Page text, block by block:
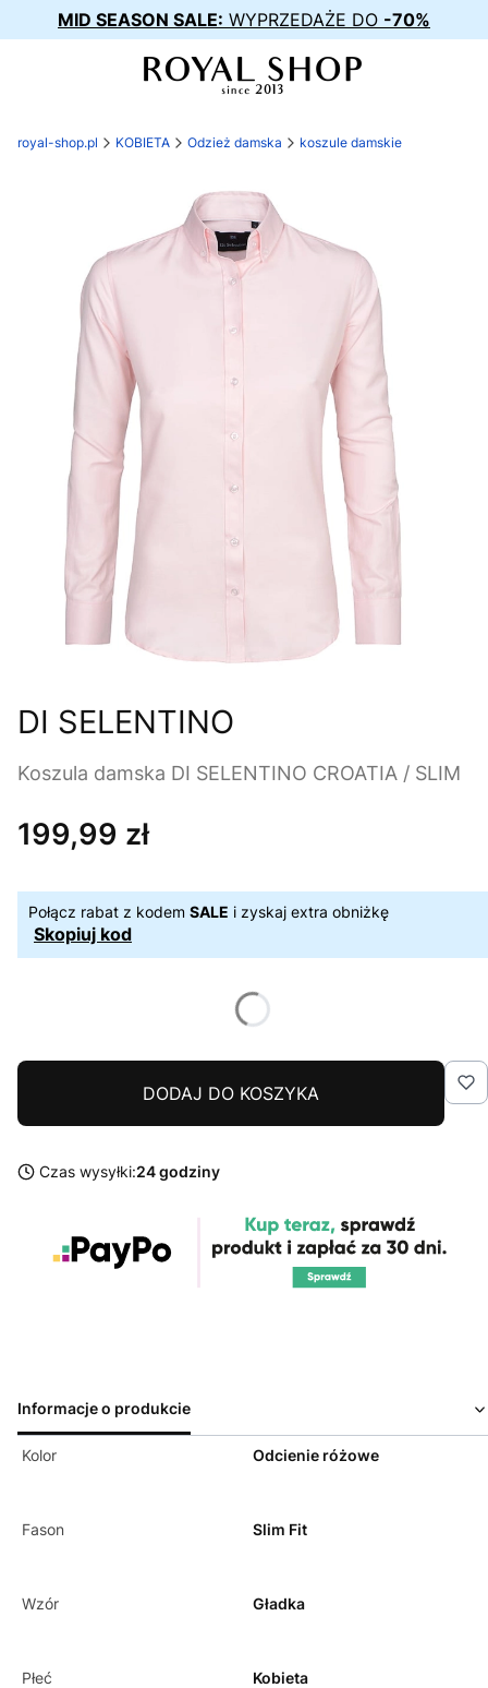
MID SEASON SALE: WYPRZEDAŻE DO -70%
royal-shop.pl KOBIETA Odzież damska koszule damskie
DI SELENTINO
Koszula damska DI SELENTINO CROATIA / SLIM
Cena
199,99 zł
Połącz rabat z kodem SALE i zyskaj extra obniżkę
Skopiuj kod
DODAJ DO KOSZYKA
Czas wysyłki:24 godziny
Informacje o produkcie
Kolor Odcienie różowe
Fason Slim Fit
Wzór Gładka
Płeć Kobieta